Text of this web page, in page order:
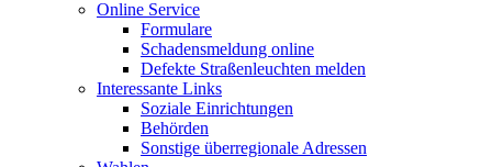
Online Service
Formulare
Schadensmeldung online
Defekte Straßenleuchten melden
Interessante Links
Soziale Einrichtungen
Behörden
Sonstige überregionale Adressen